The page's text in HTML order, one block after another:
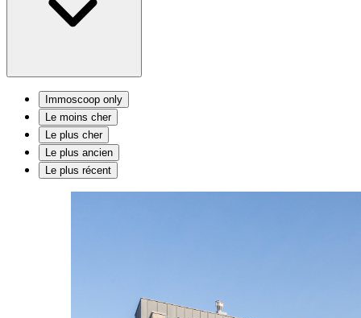
Immoscoop only
Le moins cher
Le plus cher
Le plus ancien
Le plus récent